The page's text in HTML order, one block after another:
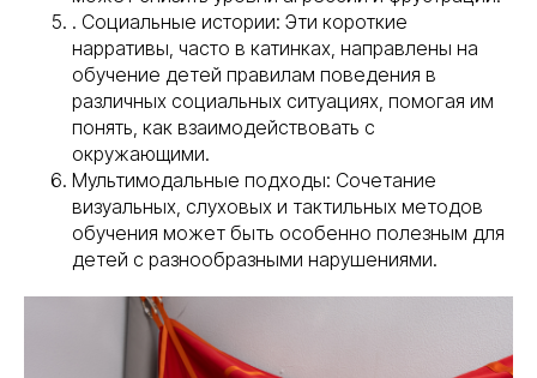
. Социальные истории: Эти короткие
нарративы, часто в катинках, направлены на
обучение детей правилам поведения в
различных социальных ситуациях, помогая им
понять, как взаимодействовать с
окружающими.
Мультимодальные подходы: Сочетание
визуальных, слуховых и тактильных методов
обучения может быть особенно полезным для
детей с разнообразными нарушениями.